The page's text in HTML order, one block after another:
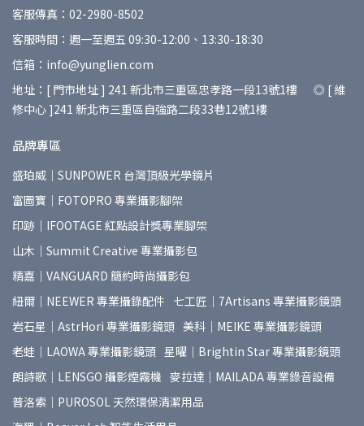
客服傳真：02-2980-8502
客服時間：週一至週五 09:30-12:00、13:30-18:30
信箱：info@yunglien.com
地址：[ 門市地址 ] 241 新北市三重區忠孝路一段13號1樓 ◎ [ 維
修中心 ]241 新北市三重區自強路二段33巷12號1樓
品牌專區
盛珀威｜SUNPOWER 台灣頂級光學鏡片
富圖寶｜FOTOPRO 專業攝影腳架
印跡｜IFOOTAGE 紅點設計獎專業腳架
山木｜Summit Creative 專業攝影包
精嘉｜VANGUARD 簡約時尚攝影包
紐爾｜NEEWER 專業攝錄配件 七工匠｜7Artisans 專業攝影鏡頭
岩石星｜AstrHori 專業攝影鏡頭 美科｜MEIKE 專業攝影鏡頭
老蛙｜LAOWA 專業攝影鏡頭 星曜｜Brightin Star 專業攝影鏡頭
朗詩歌｜LENSGO 攝影煙霧機 麥拉達｜MAILADA 專業錄音設備
普洛索｜PUROSOL 天然環保清潔用品